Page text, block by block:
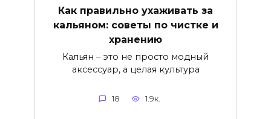
Как правильно ухаживать за
кальяном: советы по чистке и
хранению
Кальян – это не просто модный
аксессуар, а целая культура
18 1.9к.